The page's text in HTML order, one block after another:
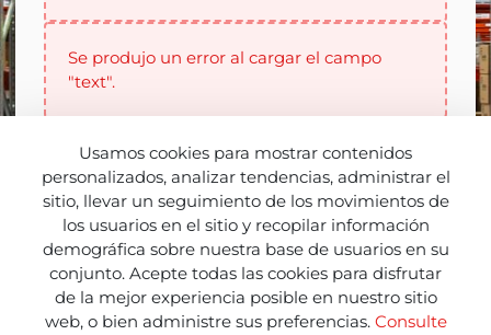
Se produjo un error al cargar el campo
"text".
Cargar documento
Usamos cookies para mostrar contenidos
personalizados, analizar tendencias, administrar el
sitio, llevar un seguimiento de los movimientos de
los usuarios en el sitio y recopilar información
demográfica sobre nuestra base de usuarios en su
conjunto. Acepte todas las cookies para disfrutar
de la mejor experiencia posible en nuestro sitio
web, o bien administre sus preferencias. Consulte